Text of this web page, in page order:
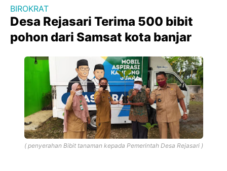
BIROKRAT
Desa Rejasari Terima 500 bibit
pohon dari Samsat kota banjar
( penyerahan Bibit tanaman kepada Pemerintah Desa Rejasari )